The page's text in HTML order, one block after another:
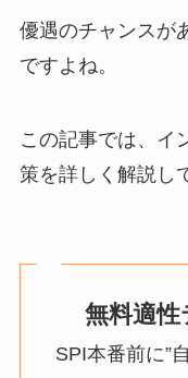
優遇のチャンスが
ですよね。
この記事では、イ
策を詳しく解説し
無料適性
SPI本番前に”